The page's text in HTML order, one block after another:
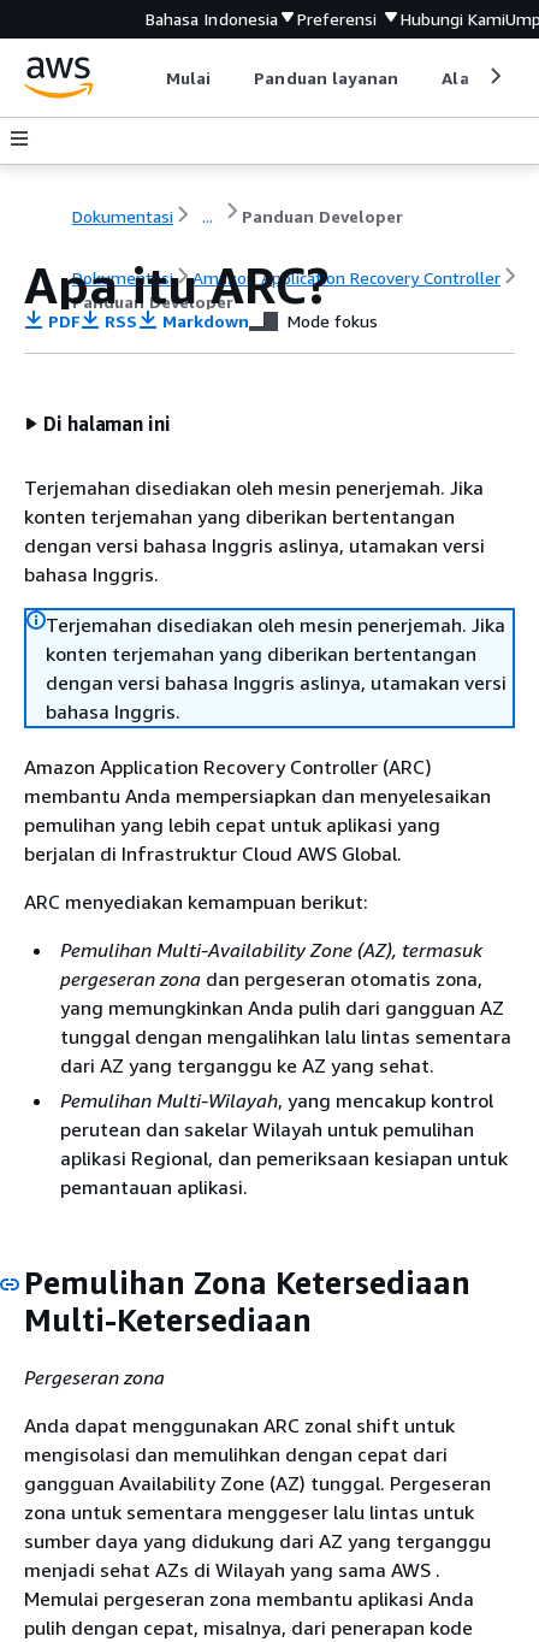
Bahasa Indonesia Preferensi Hubungi Kami
Mulai Panduan layanan Alat
Dokumentasi ... Panduan Developer
Dokumentasi
Amazon Application Recovery Controller
Panduan Developer
Apa itu ARC?
PDF RSS Markdown Mode fokus
Di halaman ini
Terjemahan disediakan oleh mesin penerjemah. Jika
konten terjemahan yang diberikan bertentangan
dengan versi bahasa Inggris aslinya, utamakan versi
bahasa Inggris.
Terjemahan disediakan oleh mesin penerjemah. Jika
konten terjemahan yang diberikan bertentangan
dengan versi bahasa Inggris aslinya, utamakan versi
bahasa Inggris.
Amazon Application Recovery Controller (ARC)
membantu Anda mempersiapkan dan menyelesaikan
pemulihan yang lebih cepat untuk aplikasi yang
berjalan di Infrastruktur Cloud AWS Global.
ARC menyediakan kemampuan berikut:
Pemulihan Multi-Availability Zone (AZ), termasuk
pergeseran zona dan pergeseran otomatis zona,
yang memungkinkan Anda pulih dari gangguan AZ
tunggal dengan mengalihkan lalu lintas sementara
dari AZ yang terganggu ke AZ yang sehat.
Pemulihan Multi-Wilayah, yang mencakup kontrol
perutean dan sakelar Wilayah untuk pemulihan
aplikasi Regional, dan pemeriksaan kesiapan untuk
pemantauan aplikasi.
Pemulihan Zona Ketersediaan
Multi-Ketersediaan
Pergeseran zona
Anda dapat menggunakan ARC zonal shift untuk
mengisolasi dan memulihkan dengan cepat dari
gangguan Availability Zone (AZ) tunggal. Pergeseran
zona untuk sementara menggeser lalu lintas untuk
sumber daya yang didukung dari AZ yang terganggu
menjadi sehat AZs di Wilayah yang sama AWS .
Memulai pergeseran zona membantu aplikasi Anda
pulih dengan cepat, misalnya, dari penerapan kode